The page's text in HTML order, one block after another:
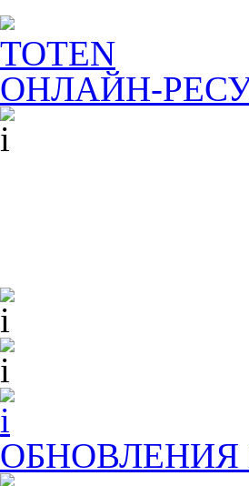
TOTEN
ОНЛАЙН-
ОБНОВЛЕНИЯ